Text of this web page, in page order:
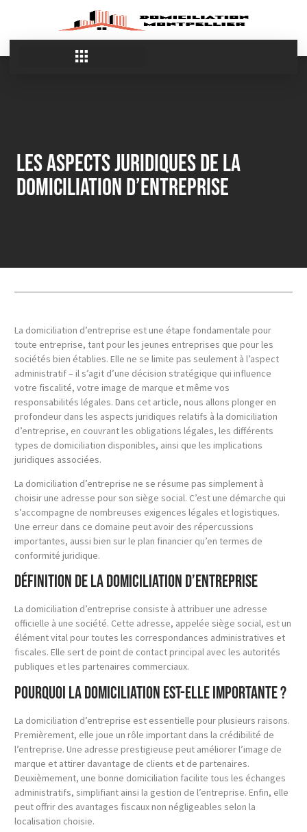
Les Aspects Juridiques de la
Domiciliation d’Entreprise
La domiciliation d’entreprise est une étape fondamentale pour
toute entreprise, tant pour les jeunes entreprises que pour les
sociétés bien établies. Elle ne se limite pas seulement à l’aspect
administratif – il s’agit d’une décision stratégique qui influence
votre fiscalité, votre image de marque et même vos
responsabilités légales. Dans cet article, nous allons plonger en
profondeur dans les aspects juridiques relatifs à la domiciliation
d’entreprise, en couvrant les obligations légales, les différents
types de domiciliation disponibles, ainsi que les implications
juridiques associées.
La domiciliation d’entreprise ne se résume pas simplement à
choisir une adresse pour son siège social. C’est une démarche qui
s’accompagne de nombreuses exigences légales et logistiques.
Une erreur dans ce domaine peut avoir des répercussions
importantes, aussi bien sur le plan financier qu’en termes de
conformité juridique.
Définition de la domiciliation d’entreprise
La domiciliation d’entreprise consiste à attribuer une adresse
officielle à une société. Cette adresse, appelée siège social, est un
élément vital pour toutes les correspondances administratives et
fiscales. Elle sert de point de contact principal avec les autorités
publiques et les partenaires commerciaux.
Pourquoi la domiciliation est-elle importante ?
La domiciliation d’entreprise est essentielle pour plusieurs raisons.
Premièrement, elle joue un rôle important dans la crédibilité de
l’entreprise. Une adresse prestigieuse peut améliorer l’image de
marque et attirer davantage de clients et de partenaires.
Deuxièmement, une bonne domiciliation facilite tous les échanges
administratifs, simplifiant ainsi la gestion de l’entreprise. Enfin, elle
peut offrir des avantages fiscaux non négligeables selon la
localisation choisie.